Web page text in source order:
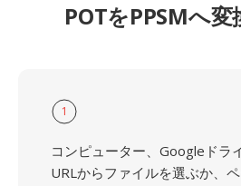
POTをPPSMへ
1
コンピューター、Googleドラ
URLからファイルを選ぶか、